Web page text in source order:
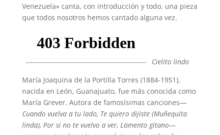
Venezuela» canta, con introducción y todo, una pieza
que todos nosotros hemos cantado alguna vez.
Cielito lindo
María Joaquina de la Portilla Torres (1884-1951),
nacida en León, Guanajuato, fue más conocida como
María Grever. Autora de famosísimas canciones—
Cuando vuelva a tu lado, Te quiero dijiste (Muñequita
linda), Por si no te vuelvo a ver, Lamento gitano—